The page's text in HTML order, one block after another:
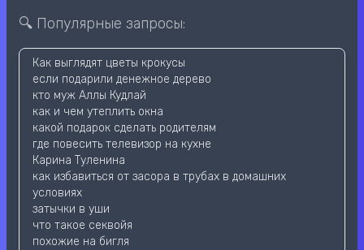
🔍 Популярные запросы:
Как выглядят цветы крокусы
если подарили денежное дерево
кто муж Аллы Кудлай
как и чем утеплить окна
какой подарок сделать родителям
где повесить телевизор на кухне
Карина Туленина
как избавиться от засора в трубах в домашних
условиях
затычки в уши
что такое секвойя
похожие на бигля